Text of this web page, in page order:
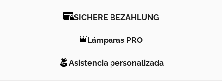
SICHERE BEZAHLUNG
Lámparas PRO
Asistencia personalizada